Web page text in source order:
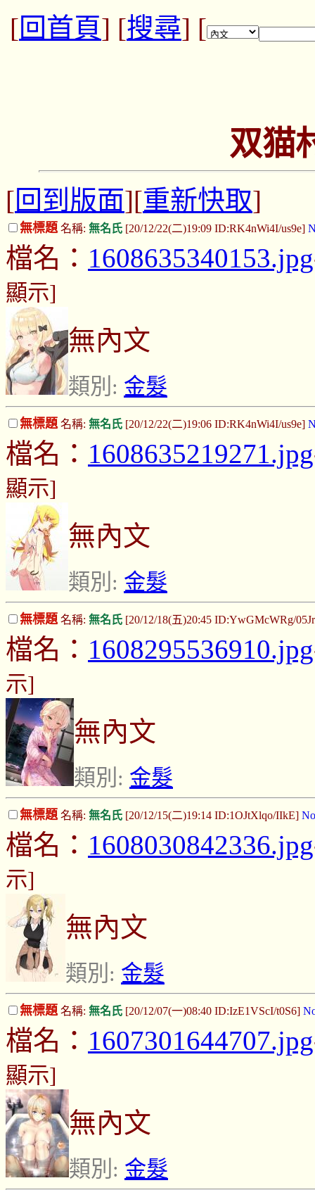
[回首頁] [搜尋] [
双猫
[回到版面][重新快取]
無標題 名稱: 無名氏 [20/12/22(二)19:09 ID:RK4nWi4I/us9e]
檔名： 1608635340153.jpg
顯示]
無內文
類別: 金髮
無標題 名稱: 無名氏 [20/12/22(二)19:06 ID:RK4nWi4I/us9e]
檔名： 1608635219271.jpg
顯示]
無內文
類別: 金髮
無標題 名稱: 無名氏 [20/12/18(五)20:45 ID:YwGMcWRg/
檔名： 1608295536910.jpg
示]
無內文
類別: 金髮
無標題 名稱: 無名氏 [20/12/15(二)19:14 ID:1OJtXlqo/IIkE]
檔名： 1608030842336.jpg
示]
無內文
類別: 金髮
無標題 名稱: 無名氏 [20/12/07(一)08:40 ID:IzE1VScI/t0S6]
檔名： 1607301644707.jpg
顯示]
無內文
類別: 金髮